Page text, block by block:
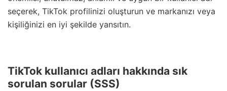
seçerek, TikTok profilinizi oluşturun ve markanızı veya
kişiliğinizi en iyi şekilde yansıtın.
TikTok kullanıcı adları hakkında sık
sorulan sorular (SSS)